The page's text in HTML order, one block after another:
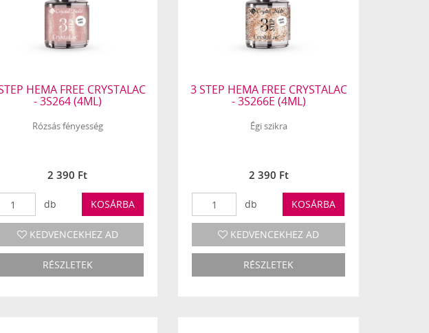
HEMA FREE CRYSTALAC
- 3S264 (4ML)
Rózsás fényesség
2 390 Ft
db KOSÁRBA
KEDVENCEKHEZ AD
RÉSZLETEK
3 STEP HEMA FREE CRYSTALAC
- 3S266E (4ML)
Égi szikra
2 390 Ft
db KOSÁRBA
KEDVENCEKHEZ AD
RÉSZLETEK